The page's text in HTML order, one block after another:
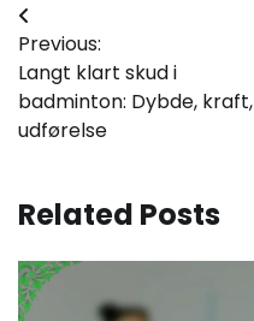
Post
navigation
Previous:
Langt klart skud i
badminton: Dybde, kraft,
udførelse
Related Posts